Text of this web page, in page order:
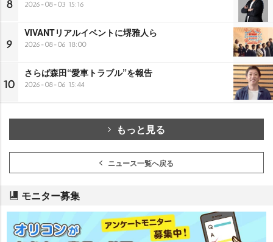
8 2026-08-03 15:16
9
VIVANTリアルイベントに堺雅人ら
2026-08-06 18:00
10
さらば森田“愛車トラブル”を報告
2026-08-06 15:44
もっと見る
ニュース一覧へ戻る
モニター募集